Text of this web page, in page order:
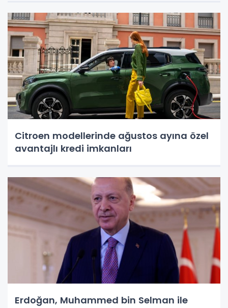
Citroen modellerinde ağustos ayına özel
avantajlı kredi imkanları
Erdoğan, Muhammed bin Selman ile